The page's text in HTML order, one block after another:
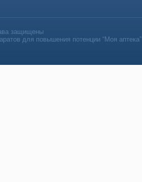
защищены
для повышения потенции “Моя